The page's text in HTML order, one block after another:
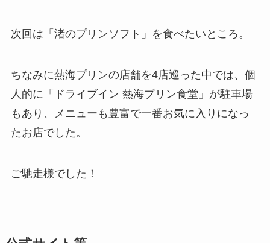
次回は「渚のプリンソフト」を食べたいところ。
ちなみに熱海プリンの店舗を4店巡った中では、個
人的に「ドライブイン 熱海プリン食堂」が駐車場
もあり、メニューも豊富で一番お気に入りになっ
たお店でした。
ご馳走様でした！